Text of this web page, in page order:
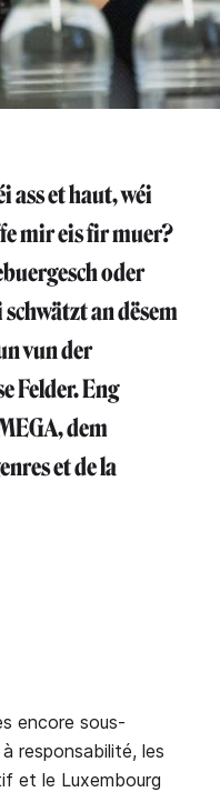
ass et haut, wéi
mir eis fir muer?
oder
an dësem
vun der
Felder. Eng
dem
et de la
encore sous-
responsabilité, les
et le Luxembourg